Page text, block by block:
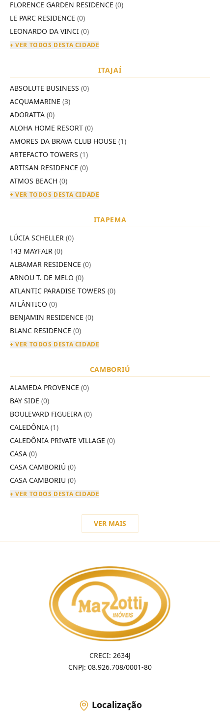
FLORENCE GARDEN RESIDENCE (0)
LE PARC RESIDENCE (0)
LEONARDO DA VINCI (0)
+ VER TODOS DESTA CIDADE
ITAJAÍ
ABSOLUTE BUSINESS (0)
ACQUAMARINE (3)
ADORATTA (0)
ALOHA HOME RESORT (0)
AMORES DA BRAVA CLUB HOUSE (1)
ARTEFACTO TOWERS (1)
ARTISAN RESIDENCE (0)
ATMOS BEACH (0)
+ VER TODOS DESTA CIDADE
ITAPEMA
LÚCIA SCHELLER (0)
143 MAYFAIR (0)
ALBAMAR RESIDENCE (0)
ARNOU T. DE MELO (0)
ATLANTIC PARADISE TOWERS (0)
ATLÂNTICO (0)
BENJAMIN RESIDENCE (0)
BLANC RESIDENCE (0)
+ VER TODOS DESTA CIDADE
CAMBORIÚ
ALAMEDA PROVENCE (0)
BAY SIDE (0)
BOULEVARD FIGUEIRA (0)
CALEDÔNIA (1)
CALEDÔNIA PRIVATE VILLAGE (0)
CASA (0)
CASA CAMBORIÚ (0)
CASA CAMBORIU (0)
+ VER TODOS DESTA CIDADE
VER MAIS
CRECI: 2634J
CNPJ: 08.926.708/0001-80
Localização